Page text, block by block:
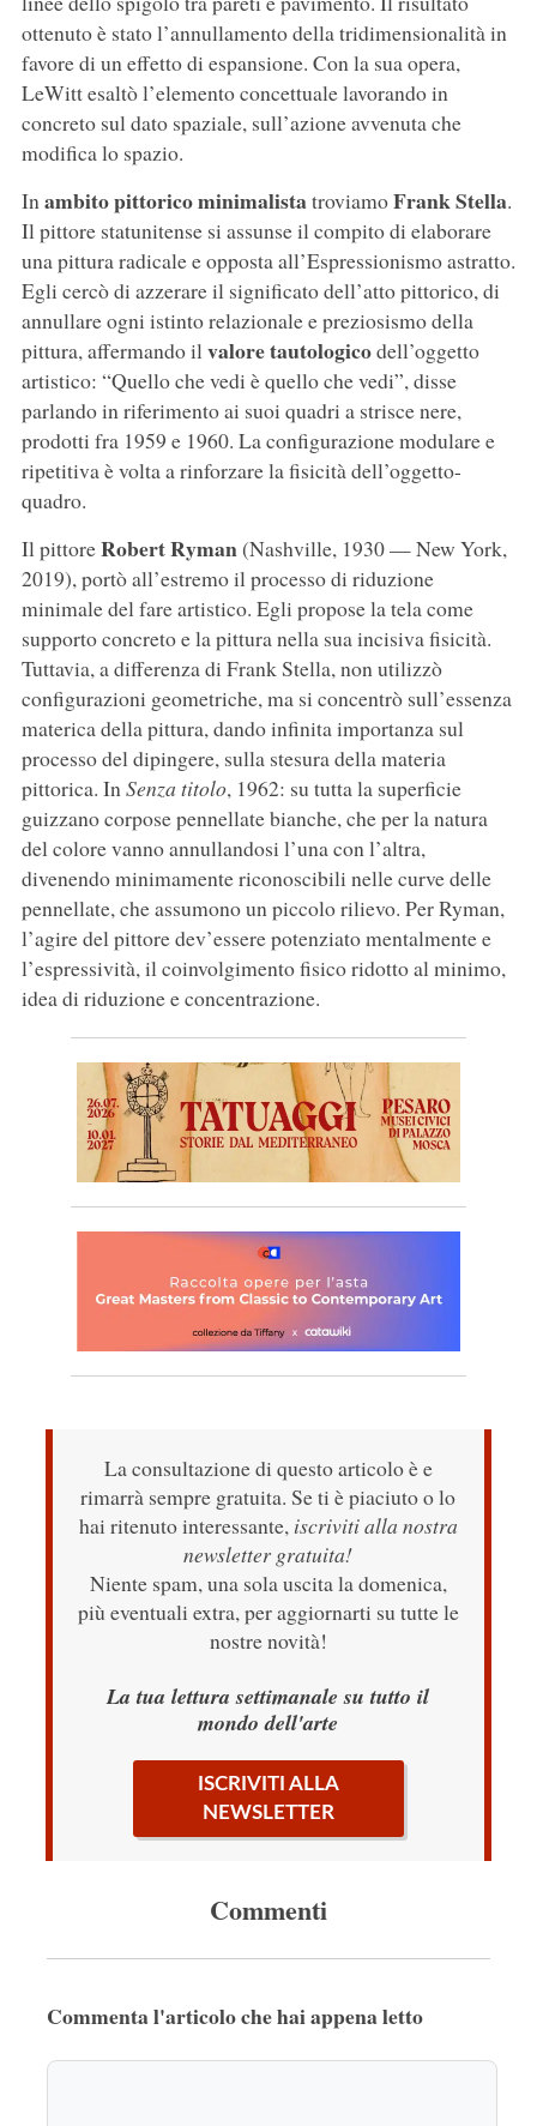
ottenuto è stato l’annullamento della tridimensionalità in
favore di un effetto di espansione. Con la sua opera,
LeWitt esaltò l’elemento concettuale lavorando in
concreto sul dato spaziale, sull’azione avvenuta che
modifica lo spazio.
Inambito pittorico minimalistatroviamoFrank Stella.
Il pittore statunitense si assunse il compito di elaborare
una pittura radicale e opposta all’Espressionismo astratto.
Egli cercò di azzerare il significato dell’atto pittorico, di
annullare ogni istinto relazionale e preziosismo della
pittura, affermando ilvalore tautologicodell’oggetto
artistico: “Quello che vedi è quello che vedi”, disse
parlando in riferimento ai suoi quadri a strisce nere,
prodotti fra 1959 e 1960. La configurazione modulare e
ripetitiva è volta a rinforzare la fisicità dell’oggetto-
quadro.
Il pittoreRobert Ryman(Nashville, 1930 — New York,
2019), portò all’estremo il processo di riduzione
minimale del fare artistico. Egli propose la tela come
supporto concreto e la pittura nella sua incisiva fisicità.
Tuttavia, a differenza di Frank Stella, non utilizzò
configurazioni geometriche, ma si concentrò sull’essenza
materica della pittura, dando infinita importanza sul
processo del dipingere, sulla stesura della materia
pittorica. InSenza titolo, 1962: su tutta la superficie
guizzano corpose pennellate bianche, che per la natura
del colore vanno annullandosi l’una con l’altra,
divenendo minimamente riconoscibili nelle curve delle
pennellate, che assumono un piccolo rilievo. Per Ryman,
l’agire del pittore dev’essere potenziato mentalmente e
l’espressività, il coinvolgimento fisico ridotto al minimo,
idea di riduzione e concentrazione.
La consultazione di questo articolo è e
rimarrà sempre gratuita. Se ti è piaciuto o lo
hai ritenuto interessante, iscriviti alla nostra
newsletter gratuita!
Niente spam, una sola uscita la domenica,
più eventuali extra, per aggiornarti su tutte le
nostre novità!
La tua lettura settimanale su tutto il
mondo dell'arte
ISCRIVITI ALLA
NEWSLETTER
Commenti
Commenta l'articolo che hai appena letto